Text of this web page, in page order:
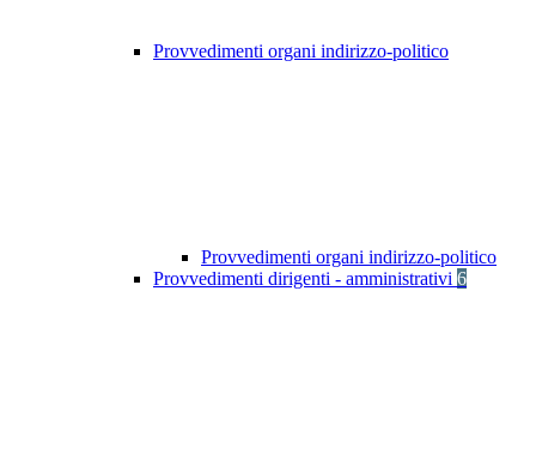
Provvedimenti organi indirizzo-politico
Provvedimenti organi indirizzo-politico
Provvedimenti dirigenti - amministrativi 6